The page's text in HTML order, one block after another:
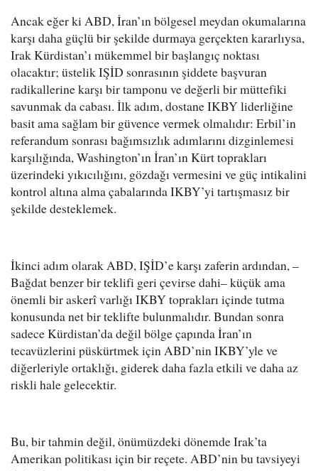
Ancak eğer ki ABD, İran’ın bölgesel meydan okumalarına
karşı daha güçlü bir şekilde durmaya gerçekten kararlıysa,
Irak Kürdistan’ı mükemmel bir başlangıç noktası
olacaktır; üstelik IŞİD sonrasının şiddete başvuran
radikallerine karşı bir tamponu ve değerli bir müttefiki
savunmak da cabası. İlk adım, dostane IKBY liderliğine
basit ama sağlam bir güvence vermek olmalıdır: Erbil’in
referandum sonrası bağımsızlık adımlarını dizginlemesi
karşılığında, Washington’ın İran’ın Kürt toprakları
üzerindeki yıkıcılığını, gözdağı vermesini ve güç intikalini
kontrol altına alma çabalarında IKBY’yi tartışmasız bir
şekilde desteklemek.
İkinci adım olarak ABD, IŞİD’e karşı zaferin ardından, –
Bağdat benzer bir teklifi geri çevirse dahi– küçük ama
önemli bir askerî varlığı IKBY toprakları içinde tutma
konusunda net bir teklifte bulunmalıdır. Bundan sonra
sadece Kürdistan’da değil bölge çapında İran’ın
tecavüzlerini püskürtmek için ABD’nin IKBY’yle ve
diğerleriyle ortaklığı, giderek daha fazla etkili ve daha az
riskli hale gelecektir.
Bu, bir tahmin değil, önümüzdeki dönemde Irak’ta
Amerikan politikası için bir reçete. ABD’nin bu tavsiyeyi